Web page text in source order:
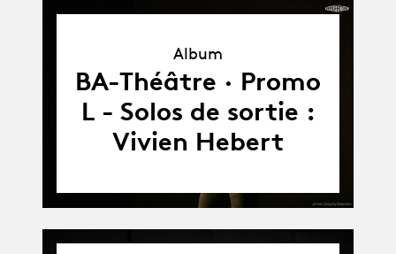
Album
BA-Théâtre · Promo
L - Solos de sortie :
Vivien Hebert